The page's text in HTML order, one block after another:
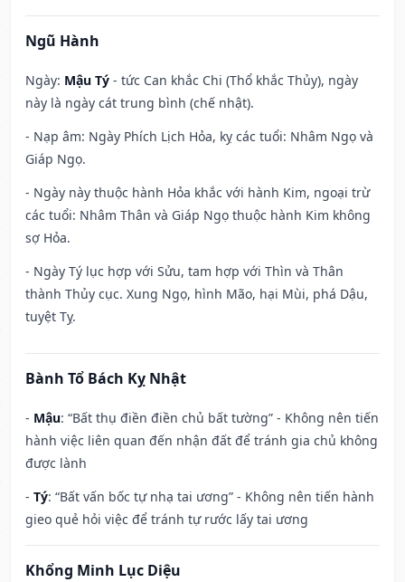
Ngũ Hành
Ngày: Mậu Tý - tức Can khắc Chi (Thổ khắc Thủy), ngày
này là ngày cát trung bình (chế nhật).
- Nạp âm: Ngày Phích Lịch Hỏa, kỵ các tuổi: Nhâm Ngọ và
Giáp Ngọ.
- Ngày này thuộc hành Hỏa khắc với hành Kim, ngoại trừ
các tuổi: Nhâm Thân và Giáp Ngọ thuộc hành Kim không
sợ Hỏa.
- Ngày Tý lục hợp với Sửu, tam hợp với Thìn và Thân
thành Thủy cục. Xung Ngọ, hình Mão, hại Mùi, phá Dậu,
tuyệt Tỵ.
Bành Tổ Bách Kỵ Nhật
- Mậu: “Bất thụ điền điền chủ bất tường” - Không nên tiến
hành việc liên quan đến nhận đất để tránh gia chủ không
được lành
- Tý: “Bất vấn bốc tự nhạ tai ương” - Không nên tiến hành
gieo quẻ hỏi việc để tránh tự rước lấy tai ương
Khổng Minh Lục Diệu